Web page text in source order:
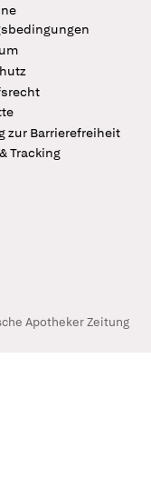
zur Barrierefreiheit
Tracking
Apotheker Zeitung